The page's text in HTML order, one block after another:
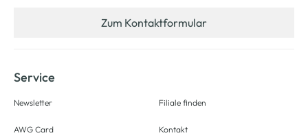
Zum Kontaktformular
Service
Newsletter
AWG Card
Filiale finden
Kontakt